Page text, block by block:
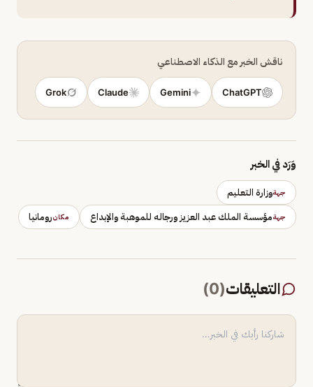
ناقش الخبر مع الذكاء الاصطناعي
ChatGPT
Gemini
Claude
Grok
وَرَد في الخبر
جهةوزارة التعليم
جهةمؤسسة الملك عبد العزيز ورجاله للموهبة والإبداع مكانرومانيا
التعليقات(
0
)